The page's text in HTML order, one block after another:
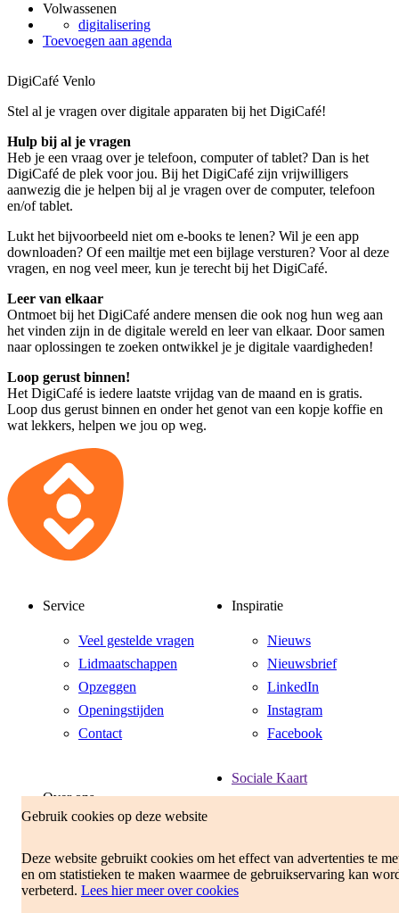
Gebruik cookies op deze website
Deze website gebruikt cookies om het effect van advertenties te
en om statistieken te maken waarmee de gebruikservaring kan
verbeterd. Lees hier meer over cookies
Volwassenen
digitalisering
Toevoegen aan agenda
DigiCafé Venlo
Stel al je vragen over digitale apparaten bij het DigiCafé!
Hulp bij al je vragen
Heb je een vraag over je telefoon, computer of tablet? Dan is het
DigiCafé de plek voor jou. Bij het DigiCafé zijn vrijwilligers
aanwezig die je helpen bij al je vragen over de computer, telefoon
en/of tablet.
Lukt het bijvoorbeeld niet om e-books te lenen? Wil je een app
downloaden? Of een mailtje met een bijlage versturen? Voor al deze
vragen, en nog veel meer, kun je terecht bij het DigiCafé.
Leer van elkaar
Ontmoet bij het DigiCafé andere mensen die ook nog hun weg aan
het vinden zijn in de digitale wereld en leer van elkaar. Door samen
naar oplossingen te zoeken ontwikkel je je digitale vaardigheden!
Loop gerust binnen!
Het DigiCafé is iedere laatste vrijdag van de maand en is gratis.
Loop dus gerust binnen en onder het genot van een kopje koffie en
wat lekkers, helpen we jou op weg.
Service
Veel gestelde vragen
Lidmaatschappen
Opzeggen
Openingstijden
Contact
Inspiratie
Nieuws
Nieuwsbrief
LinkedIn
Instagram
Facebook
Over ons
Werken bij
Vacatures
Vrijwilligers
Sociale Kaart